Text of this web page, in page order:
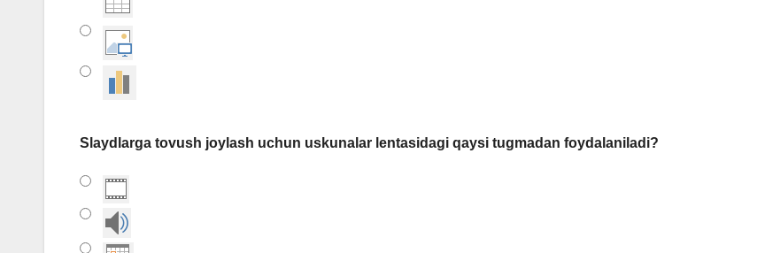
Slaydlarga tovush joylash uchun uskunalar lentasidagi qaysi tugmadan foydalaniladi?